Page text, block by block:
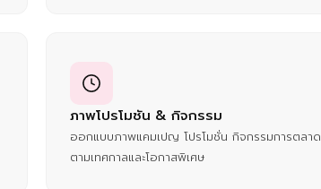
ภาพโปรโมชัน & กิจกรรม
ออกแบบภาพแคมเปญ โปรโมชั่น กิจกรรมการตลาด
ตามเทศกาลและโอกาสพิเศษ